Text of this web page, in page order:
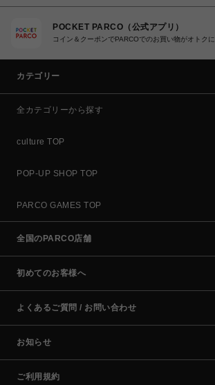
POCKET PARCO（公式アプリ）
コイン＆クーポンでPARCOでのお買い物がオトクに
カテゴリー
全カテゴリーから探す
culture TOP
POP-UP SHOP TOP
PARCO GAMES TOP
全国のPARCO店舗
初めてのお客様へ
よくあるご質問 / お問い合わせ
お知らせ
ご利用規約